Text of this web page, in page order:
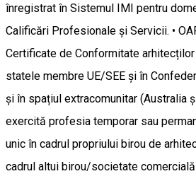
înregistrat în Sistemul IMI pentru
Calificări Profesionale și Servicii. •
Certificate de Conformitate
statele membre UE/SEE și în
și în spațiul extracomunitar (Australia
exercită profesia temporar sau
unic în cadrul propriului birou de
cadrul altui birou/societate comercială